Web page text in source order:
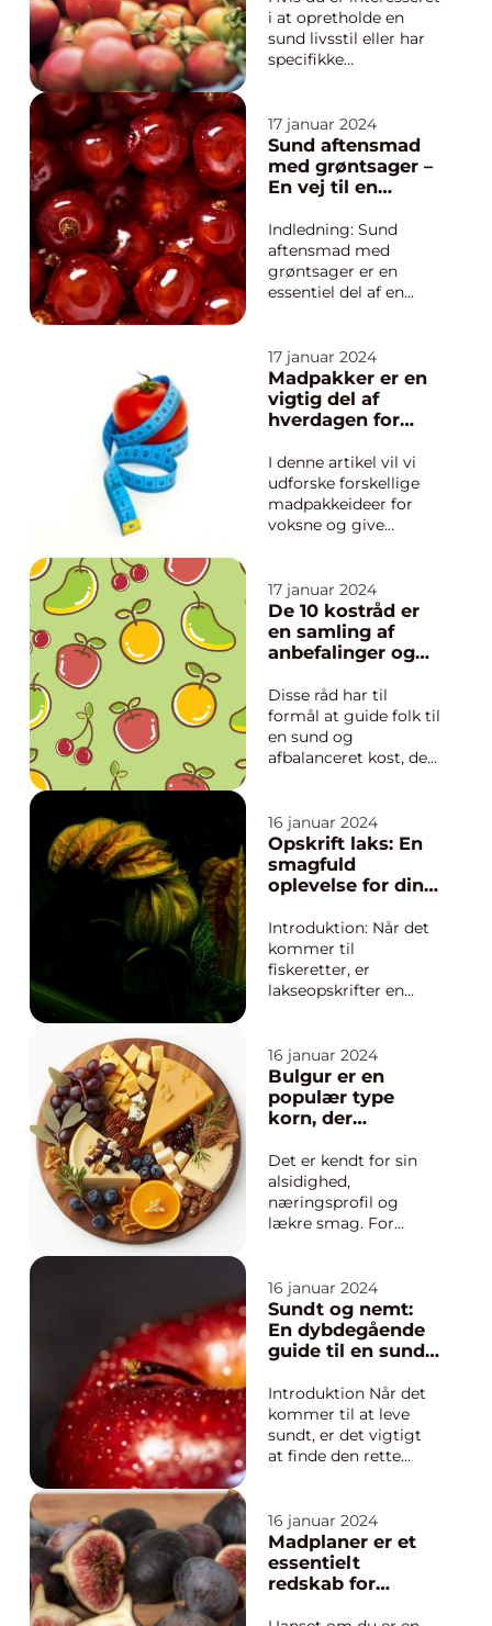
ka...
i at opretholde en
sund livsstil eller har
specifikke
hørt om kostfibre.
Kostfibre er
essentielle for vores
fordøjelsessystem, og
hvilke fødevarer der er
rige på ...
17 januar 2024
Sund aftensmad
med grøntsager –
En vej til en
Indledning: Sund
aftensmad med
grøntsager er en
essentiel del af en
med vigtige
næringsstoffer, fiber
og antioxidanter, der
kan bidrage til at
og velfungerende
helbred. I denne
artikel vil vi udf...
17 januar 2024
Madpakker er en
vigtig del af
hverdagen for
der har brug for
en praktisk og
sund måde at
spise på farten
I denne artikel vil vi
udforske forskellige
madpakkeideer for
voksne og give
spændende og
velsmagende. En
madpakke er ikke
bare en simpel
sølvpapir. Det er en
mulighed for at tage
kontro...
17 januar 2024
De 10 kostråd er
en samling af
anbefalinger og
udarbejdet af
Fødevarestyrelsen
i Danmark
Disse råd har til
formål at guide folk til
en sund og
afbalanceret kost, der
velvære. I denne
artikel vil vi dykke ned
i “de 10 kostråd” og
udforske deres
samt give en
omfattend...
16 januar 2024
Opskrift laks: En
smagfuld
oplevelse for din
Introduktion: Når det
kommer til
fiskeretter, er
lakseopskrifter en
mulighed. Den rige
smag og den saftige
tekstur af laks gør den
til en favorit blandt
Hvis du er en af dem,
der ønsker at lære
mere om opskrif...
16 januar 2024
Bulgur er en
populær type
korn, der
retter rundt om i
verden
Det er kendt for sin
alsidighed,
næringsprofil og
lækre smag. For
“bulgur kalorier”, er
det vigtigt at forstå,
hvad bulgur er,
hvordan det kan være
og hvorfor det er en
del ...
16 januar 2024
Sundt og nemt:
En dybdegående
guide til en sund
Introduktion Når det
kommer til at leve
sundt, er det vigtigt
at finde den rette
en praktisk tilgang til
sundhed, der passer
ind i en travl hverdag.
I denne artikel dykker
16 januar 2024
Madplaner er et
essentielt
redskab for